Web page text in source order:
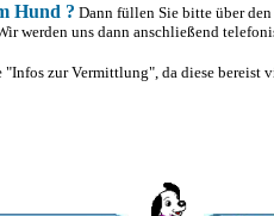
Hund ? Dann füllen Sie bitte über
werden uns dann anschließend
"Infos zur Vermittlung", da diese bereist